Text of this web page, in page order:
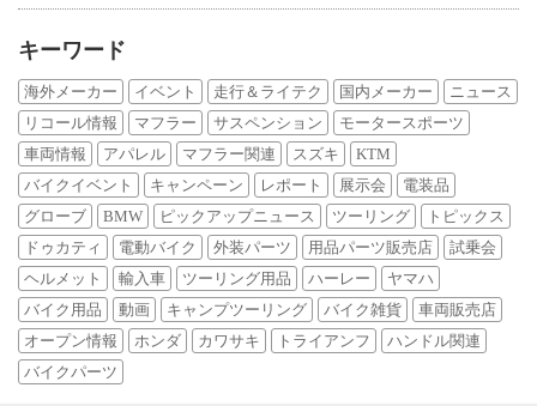
キーワード
海外メーカー イベント 走行＆ライテク 国内メーカー
ニュース
リコール情報
マフラー サスペンション
モータースポーツ
車両情報
アパレル マフラー関連 スズキ
KTM
バイクイベント
キャンペーン レポート 展示会
電装品
グローブ
BMW ピックアップニュース ツーリング
トピックス
ドゥカティ
電動バイク 外装パーツ 用品パーツ販売店
試乗会
ヘルメット
輸入車 ツーリング用品 ハーレー
ヤマハ
バイク用品
動画 キャンプツーリング バイク雑貨
車両販売店
オープン情報
ホンダ カワサキ トライアンフ
ハンドル関連
バイクパーツ